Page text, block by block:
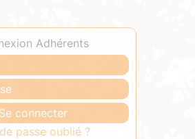
Adhérents
passe oublié ?